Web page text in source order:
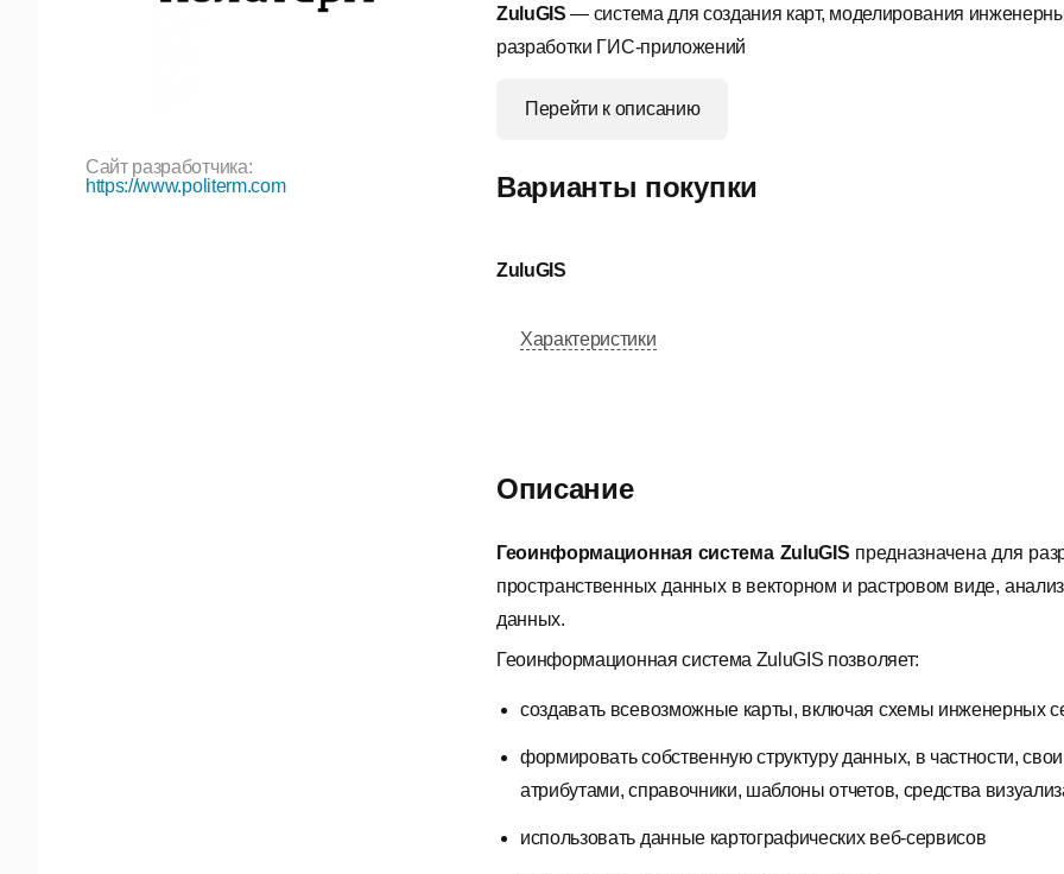
Сайт разработчика:
https://www.politerm.com
ZuluGIS — система для создания карт, моделирования
разработки ГИС-приложений
Перейти к описанию
Описание
Геоинформационная система ZuluGIS предназначена для
пространственных данных в векторном и растровом виде,
данных.
Геоинформационная система ZuluGIS позволяет:
создавать всевозможные карты, включая схемы инженерных
формировать собственную структуру данных, в частности,
атрибутами, справочники, шаблоны отчетов, средства
использовать данные картографических веб-сервисов
Варианты покупки
ZuluGIS
Характеристики